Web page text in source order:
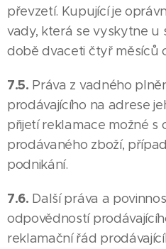
převzetí. Kupující je
vady, která se vyskytne u
době dvaceti čtyř měsíců
7.5. Práva z vadného
prodávajícího na adrese
přijetí reklamace možné s
prodávaného zboží,
podnikání.
7.6. Další práva a
odpovědností
reklamační řád